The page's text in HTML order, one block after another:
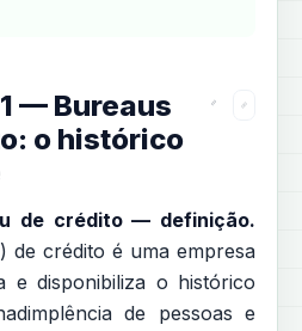
— Bureaus
o histórico
de crédito — definição.
de crédito é uma empresa
e disponibiliza o histórico
de pessoas e